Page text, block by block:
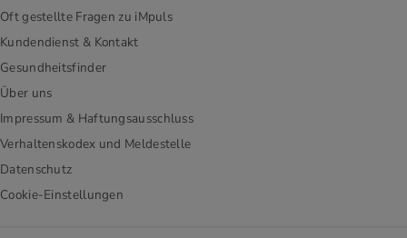
Oft gestellte Fragen zu iMpuls
Kundendienst & Kontakt
Gesundheitsfinder
Über uns
Impressum & Haftungsausschluss
Verhaltenskodex und Meldestelle
Datenschutz
Cookie-Einstellungen